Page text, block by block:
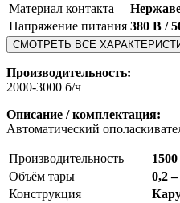
Материал контакта
Напряжение питания 380 В /
СМОТРЕТЬ ВСЕ
Производительность:
2000-3000 б/ч
Описание / комплектация:
Автоматический
Производительность
Объём тары
0,2
Конструкция